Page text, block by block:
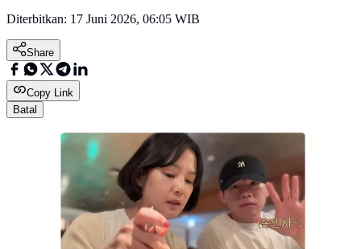
Diterbitkan: 17 Juni 2026, 06:05 WIB
Share
Copy Link
Batal